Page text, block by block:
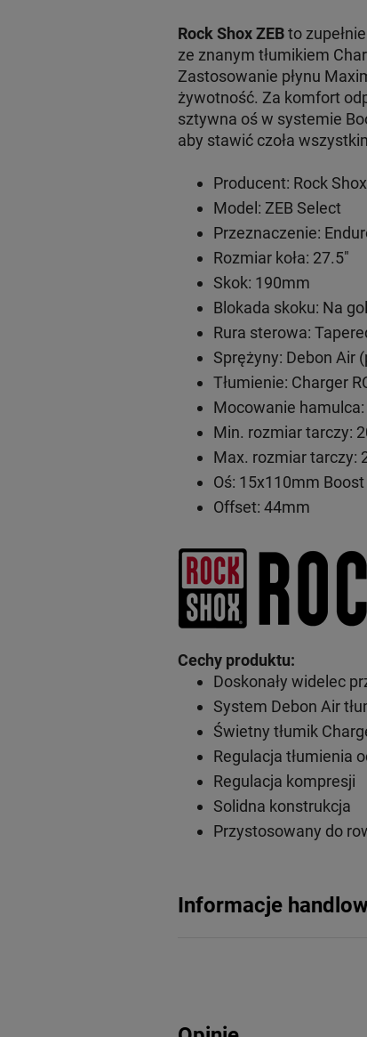
Rock Shox ZEBto
ze znanym tłumikiem
Zastosowanie płynu
żywotność. Za komfort
sztywna oś w systemie
aby stawić czoła
Producent: Rock Shox
Model: ZEB Select
Przeznaczenie:
Rozmiar koła: 27.5"
Skok: 190mm
Blokada skoku: Na
Rura sterowa:
Sprężyny: Debon Air
Tłumienie: Charger
Mocowanie
Min. rozmiar tarczy:
Max. rozmiar tarczy:
Oś: 15x110mm Boost
Offset: 44mm
Cechy produktu:
Doskonały widelec
System Debon Air
Świetny tłumik
Regulacja tłumienia
Regulacja kompresji
Solidna konstrukcja
Przystosowany do
Informacje